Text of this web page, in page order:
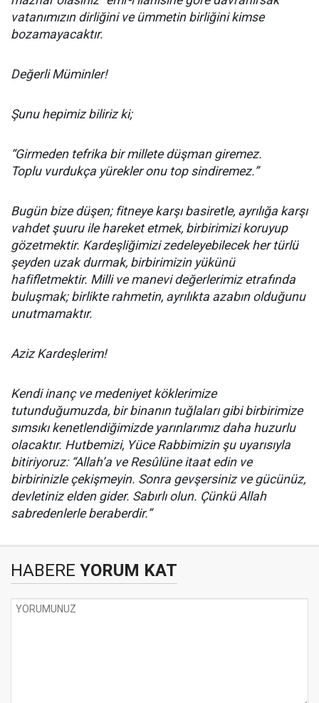
vatanımızın dirliğini ve ümmetin birliğini kimse
bozamayacaktır.
Değerli Müminler!
Şunu hepimiz biliriz ki;
“Girmeden tefrika bir millete düşman giremez.
Toplu vurdukça yürekler onu top sindiremez.”
Bugün bize düşen; fitneye karşı basiretle, ayrılığa karşı
vahdet şuuru ile hareket etmek, birbirimizi koruyup
gözetmektir. Kardeşliğimizi zedeleyebilecek her türlü
şeyden uzak durmak, birbirimizin yükünü
hafifletmektir. Milli ve manevi değerlerimiz etrafında
buluşmak; birlikte rahmetin, ayrılıkta azabın olduğunu
unutmamaktır.
Aziz Kardeşlerim!
Kendi inanç ve medeniyet köklerimize
tutunduğumuzda, bir binanın tuğlaları gibi birbirimize
sımsıkı kenetlendiğimizde yarınlarımız daha huzurlu
olacaktır. Hutbemizi, Yüce Rabbimizin şu uyarısıyla
bitiriyoruz: “Allah’a ve Resûlüne itaat edin ve
birbirinizle çekişmeyin. Sonra gevşersiniz ve gücünüz,
devletiniz elden gider. Sabırlı olun. Çünkü Allah
sabredenlerle beraberdir.”
HABERE YORUM KAT